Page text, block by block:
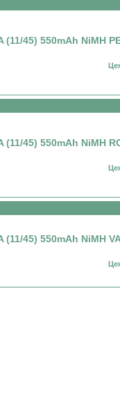
45) 550mAh NiMH
45) 550mAh NiMH
45) 550mAh NiMH